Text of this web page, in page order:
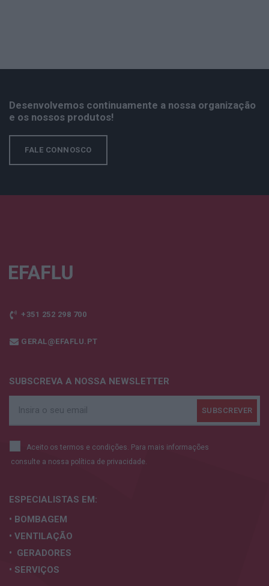
Desenvolvemos continuamente a nossa organização
e os nossos produtos!
FALE CONNOSCO
+351 252 298 700
GERAL@EFAFLU.PT
SUBSCREVA A NOSSA NEWSLETTER
Aceito os termos e condições. Para mais informações
consulte a nossa política de privacidade.
ESPECIALISTAS EM:
• BOMBAGEM
• VENTILAÇÃO
• GERADORES
• SERVIÇOS